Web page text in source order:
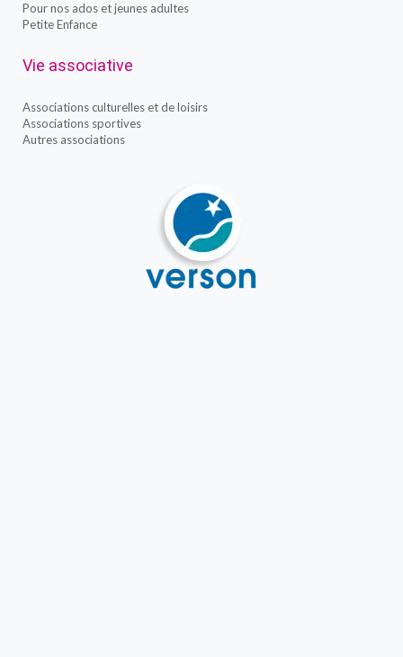
Pour nos ados et jeunes adultes
Petite Enfance
Vie associative
Associations culturelles et de loisirs
Associations sportives
Autres associations